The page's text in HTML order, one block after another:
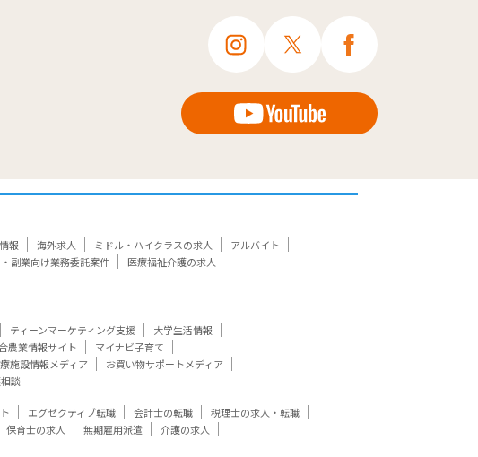
報 海外求人 ミドル・ハイクラスの求人
アルバイト
副業向け業務委託案件 医療福祉介護の求人
ティーンマーケティング支援
大学生活情報
農業情報サイト
マイナビ子育て
施設情報メディア
お買い物サポートメディア
談
エグゼクティブ転職 会計士の転職
税理士の求人・転職
保育士の求人 無期雇用派遣
介護の求人